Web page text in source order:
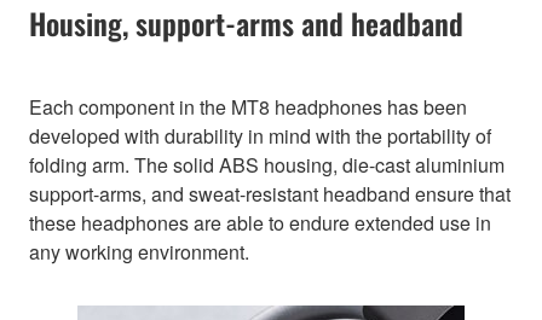
Housing, support-arms and headband
Each component in the MT8 headphones has been
developed with durability in mind with the portability of
folding arm. The solid ABS housing, die-cast aluminium
support-arms, and sweat-resistant headband ensure that
these headphones are able to endure extended use in
any working environment.